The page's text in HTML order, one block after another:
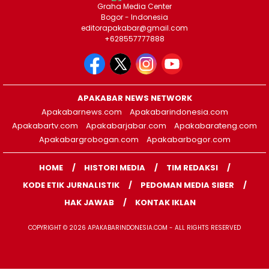
Graha Media Center
Bogor - Indonesia
editorapakabar@gmail.com
+628557777888
APAKABAR NEWS NETWORK
Apakabarnews.com
Apakabarindonesia.com
Apakabartv.com
Apakabarjabar.com
Apakabarateng.com
Apakabargrobogan.com
Apakabarbogor.com
HOME HISTORI MEDIA
TIM REDAKSI
KODE ETIK JURNALISTIK
PEDOMAN MEDIA SIBER
HAK JAWAB
KONTAK IKLAN
COPYRIGHT © 2026 APAKABARINDONESIA.COM - ALL RIGHTS RESERVED